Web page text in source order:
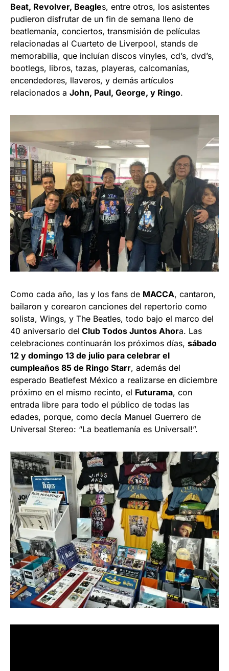
Beat, Revolver, Beagles, entre otros, los asistentes
pudieron disfrutar de un fin de semana lleno de
beatlemanía, conciertos, transmisión de películas
relacionadas al Cuarteto de Liverpool, stands de
memorabilia, que incluían discos vinyles, cd’s, dvd’s,
bootlegs, libros, tazas, playeras, calcomanías,
encendedores, llaveros, y demás artículos
relacionados a John, Paul, George, y Ringo.
Como cada año, las y los fans de MACCA, cantaron,
bailaron y corearon canciones del repertorio como
solista, Wings, y The Beatles, todo bajo el marco del
40 aniversario del Club Todos Juntos Ahora. Las
celebraciones continuarán los próximos días, sábado
12 y domingo 13 de julio para celebrar el
cumpleaños 85 de Ringo Starr, además del
esperado Beatlefest México a realizarse en diciembre
próximo en el mismo recinto, el Futurama, con
entrada libre para todo el público de todas las
edades, porque, como decía Manuel Guerrero de
Universal Stereo: “La beatlemanía es Universal!”.